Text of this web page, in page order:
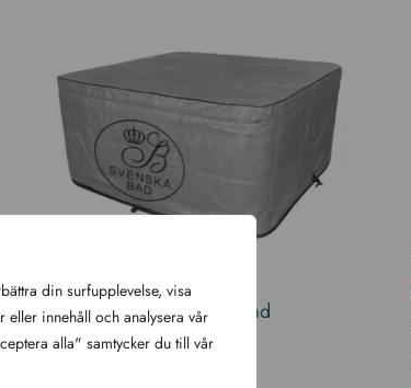
din surfupplevelse, visa
eller innehåll och analysera vår
alla" samtycker du till vår
Skyddsöverdrag till Spabad
Vancouver, isolerat